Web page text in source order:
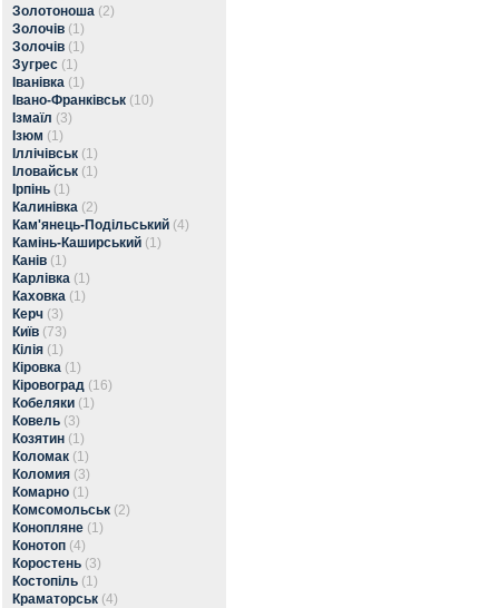
Золотоноша (2)
Золочів (1)
Золочів (1)
Зугрес (1)
Іванівка (1)
Івано-Франківськ (10)
Ізмаїл (3)
Ізюм (1)
Іллічівськ (1)
Іловайськ (1)
Ірпінь (1)
Калинівка (2)
Кам'янець-Подільський (4)
Камінь-Каширський (1)
Канів (1)
Карлівка (1)
Каховка (1)
Керч (3)
Київ (73)
Кілія (1)
Кіровка (1)
Кіровоград (16)
Кобеляки (1)
Ковель (3)
Козятин (1)
Коломак (1)
Коломия (3)
Комарно (1)
Комсомольськ (2)
Конопляне (1)
Конотоп (4)
Коростень (3)
Костопіль (1)
Краматорськ (4)